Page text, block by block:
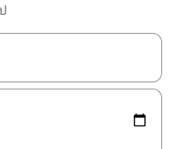
รือปัด เพื่อสำรวจผลการค้นหา